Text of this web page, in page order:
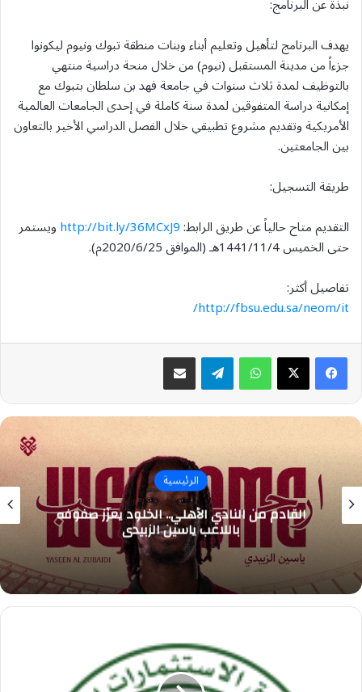
يهدف البرنامج لتأهيل وتعليم أبناء وبنات منطقة تبوك ونيوم ليكونوا
جزءاً من مدينة المستقبل (نيوم) من خلال منحة دراسية منتهي
بالتوظيف لمدة ثلاث سنوات في جامعة فهد بن سلطان بتبوك مع
إمكانية دراسة المتفوقين لمدة سنة كاملة في إحدى الجامعات العالمية
الأمريكية وتقديم مشروع تطبيقي خلال الفصل الدراسي الأخير بالتعاون
بين الجامعتين.
طريقة التسجيل:
التقديم متاح حالياً عن طريق الرابط:http://bit.ly/36MCxJ9ويستمر
حتى الخميس 1441/11/4هـ (الموافق 2020/6/25م).
تفاصيل أكثر:
http://fbsu.edu.sa/neom/it/
واتسابتيلقرام مشاركة عبر البريد
الرئيسية
القادم من النادي الأهلي.. الخلود يعزّز صفوفه
باللاعب ياسين الزبيدي